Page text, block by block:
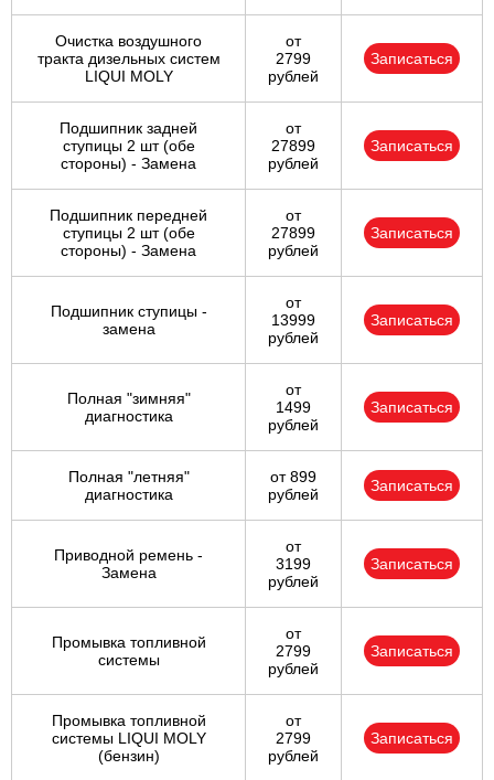
Очистка воздушного
тракта дизельных систем
LIQUI MOLY
от
2799
рублей
Записаться
Подшипник задней
ступицы 2 шт (обе
стороны) - Замена
от
27899
рублей
Записаться
Подшипник передней
ступицы 2 шт (обе
стороны) - Замена
от
27899
рублей
Записаться
Подшипник ступицы -
замена
от
13999
рублей
Записаться
Полная "зимняя"
диагностика
от
1499
рублей
Записаться
Полная "летняя"
диагностика
от 899
рублей
Записаться
Приводной ремень -
Замена
от
3199
рублей
Записаться
Промывка топливной
системы
от
2799
рублей
Записаться
Промывка топливной
системы LIQUI MOLY
(бензин)
от
2799
рублей
Записаться